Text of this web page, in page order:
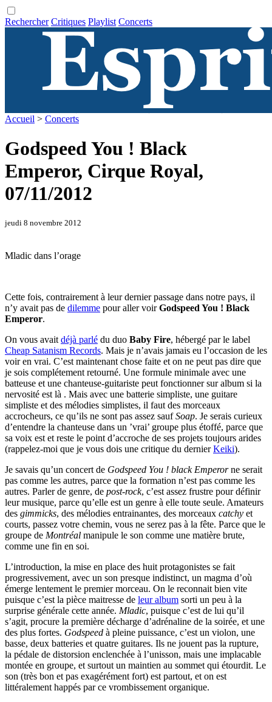
Rechercher Critiques Playlist Concerts
Accueil > Concerts
Godspeed You ! Black
Emperor, Cirque Royal,
07/11/2012
jeudi 8 novembre 2012
Mladic dans l’orage
Cette fois, contrairement à leur dernier passage dans notre pays, il
n’y avait pas de dilemme pour aller voirGodspeed You ! Black
Emperor.
On vous avait déjà parlé du duo Baby Fire, hébergé par le label
Cheap Satanism Records. Mais je n’avais jamais eu l’occasion de les
voir en vrai. C’est maintenant chose faite et on ne peut pas dire que
je sois complétement retourné. Une formule minimale avec une
batteuse et une chanteuse-guitariste peut fonctionner sur album si la
nervosité est là . Mais avec une batterie simpliste, une guitare
simpliste et des mélodies simplistes, il faut des morceaux
accrocheurs, ce qu’ils ne sont pas assez saufSoap. Je serais curieux
d’entendre la chanteuse dans un ’vrai’ groupe plus étoffé, parce que
sa voix est et reste le point d’accroche de ses projets toujours arides
(rappelez-moi que je vous dois une critique du dernierKeiki).
Je savais qu’un concert de Godspeed You ! black Emperorne serait
pas comme les autres, parce que la formation n’est pas comme les
autres. Parler de genre, de post-rock, c’est assez frustre pour définir
leur musique, parce qu’elle est un genre à elle toute seule. Amateurs
des gimmicks, des mélodies entrainantes, des morceaux catchy et
courts, passez votre chemin, vous ne serez pas à la fête. Parce que le
groupe de Montréal manipule le son comme une matière brute,
comme une fin en soi.
L’introduction, la mise en place des huit protagonistes se fait
progressivement, avec un son presque indistinct, un magma d’où
émerge lentement le premier morceau. On le reconnait bien vite
puisque c’est la pièce maitresse de leur album sorti un peu à la
surprise générale cette année. Mladic, puisque c’est de lui qu’il
s’agit, procure la première décharge d’adrénaline de la soirée, et une
des plus fortes. Godspeed à pleine puissance, c’est un violon, une
basse, deux batteries et quatre guitares. Ils ne jouent pas la rupture,
la pédale de distorsion enclenchée à l’unisson, mais une implacable
montée en groupe, et surtout un maintien au sommet qui étourdit. Le
son (très bon et pas exagérément fort) est partout, et on est
littéralement happés par ce vrombissement organique.